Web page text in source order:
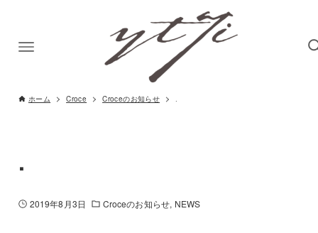
ホーム Croce Croceのお知らせ .
.
2019年8月3日 Croceのお知らせ NEWS